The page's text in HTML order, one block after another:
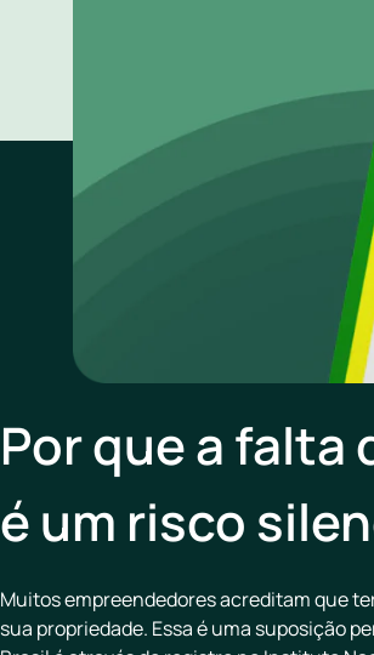
Por que a falta
é um risco
Muitos empreendedores acreditam que
sua propriedade. Essa é uma suposição